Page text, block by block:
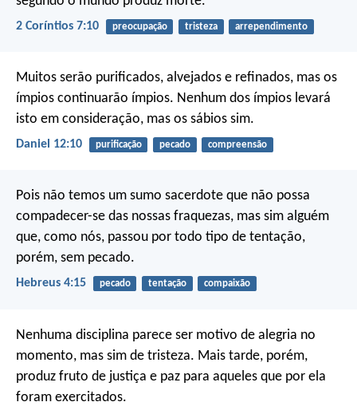
2 Coríntios 7:10 preocupação tristeza arrependimento
Muitos serão purificados, alvejados e refinados, mas os
ímpios continuarão ímpios. Nenhum dos ímpios levará
isto em consideração, mas os sábios sim.
Daniel 12:10 purificação pecado compreensão
Pois não temos um sumo sacerdote que não possa
compadecer-se das nossas fraquezas, mas sim alguém
que, como nós, passou por todo tipo de tentação,
porém, sem pecado.
Hebreus 4:15 pecado tentação compaixão
Nenhuma disciplina parece ser motivo de alegria no
momento, mas sim de tristeza. Mais tarde, porém,
produz fruto de justiça e paz para aqueles que por ela
foram exercitados.